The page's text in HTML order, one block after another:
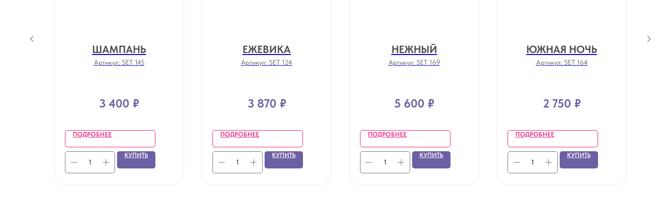
ШАМПАНЬ
Артикул: SET 145
3 400 ₽
ПОДРОБНЕЕ
КУПИТЬ
ЕЖЕВИКА
Артикул: SET 124
3 870 ₽
ПОДРОБНЕЕ
КУПИТЬ
НЕЖНЫЙ
Артикул: SET 169
5 600 ₽
ПОДРОБНЕЕ
КУПИТЬ
ЮЖНАЯ НОЧЬ
Артикул: SET 164
2 750 ₽
ПОДРОБНЕЕ
КУПИТЬ